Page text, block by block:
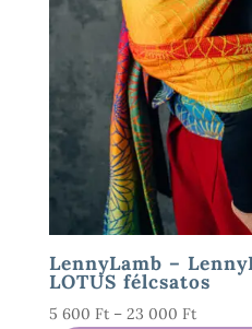
LennyLamb –
LOTUS félcsatos
5 600 Ft – 23 000 Ft